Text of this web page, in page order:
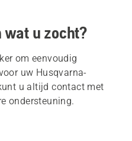
wat u zocht?
om eenvoudig
uw Husqvarna-
u altijd contact met
ondersteuning.